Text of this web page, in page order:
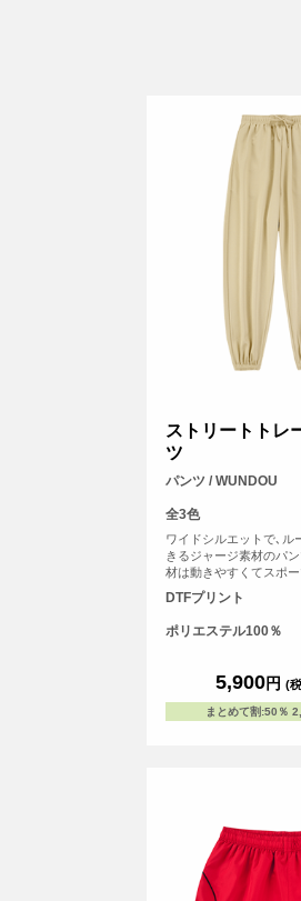
ストリートトレ
ツ
パンツ / WUNDOU
全3色
ワイドシルエットで､ル
きるジャージ素材のパ
材は動きやすくてスポー
落ち感もいい感じのデ
ツには欠かせない存在の
ストリート向けにワイ
ージをつくりました｡足
ださい！ウエストには
できます｡
DTFプリント
ポリエステル100％
5,900円 (
まとめて割:50％